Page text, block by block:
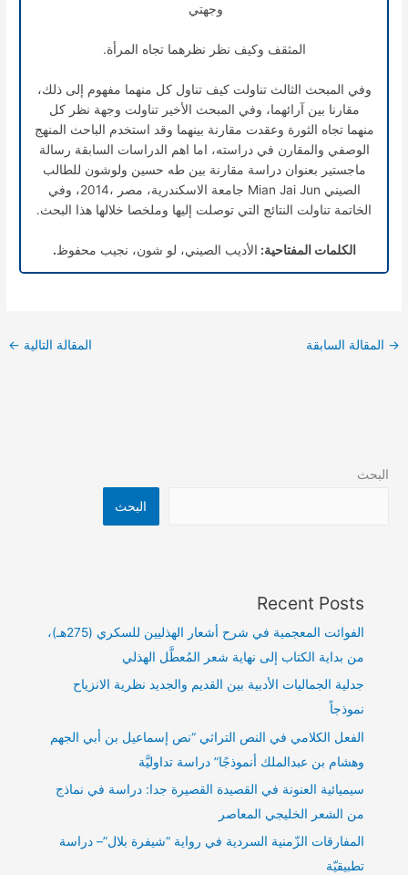
وجهتي
المثقف وكيف نظر نظرهما تجاه المرأة.
وفي المبحث الثالث تناولت كيف تناول كل منهما مفهوم إلى ذلك،
مقارنا بين آرائهما، وفي المبحث الأخير تناولت وجهة نظر كل
منهما تجاه الثورة وعقدت مقارنة بينهما وقد استخدم الباحث المنهج
الوصفي والمقارن في دراسته، اما اهم الدراسات السابقة رسالة
ماجستير بعنوان دراسة مقارنة بين طه حسين ولوشون للطالب
الصيني Mian Jai Jun جامعة الاسكندرية، مصر ،2014، وفي
الخاتمة تناولت النتائج التي توصلت إليها وملخصا خلالها هذا البحث.
الكلمات المفتاحية: الأديب الصيني، لو شون، نجيب محفوظ.
→ المقالة السابقة المقالة التالية ←
البحث
البحث
Recent Posts
الفوائت المعجمية في شرح أشعار الهذليين للسكري (275هـ)،
من بداية الكتاب إلى نهاية شعر المُعطَّل الهذلي
جدلية الجماليات الأدبية بين القديم والجديد نظرية الانزياح
نموذجاً
الفعل الكلامي في النص التراثي “نص إسماعيل بن أبي الجهم
وهشام بن عبدالملك أنموذجًا” دراسة تداوليَّة
سيميائية العنونة في القصيدة القصيرة جدا: دراسة في نماذج
من الشعر الخليجي المعاصر
المفارقات الزّمنية السردية في رواية “شيفرة بلال”– دراسة
تطبيقيّة